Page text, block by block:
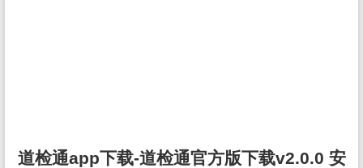
道检通app下载-道检通官方版下载v2.0.0 安